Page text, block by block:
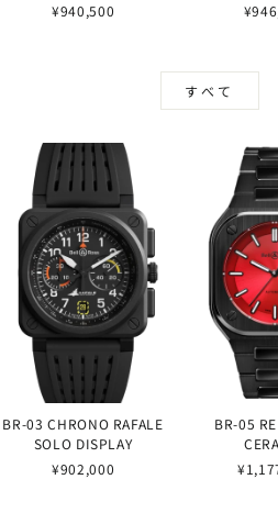
¥940,500
すべて
BR-03 CHRONO RAFALE
SOLO DISPLAY
¥902,000
BR-05